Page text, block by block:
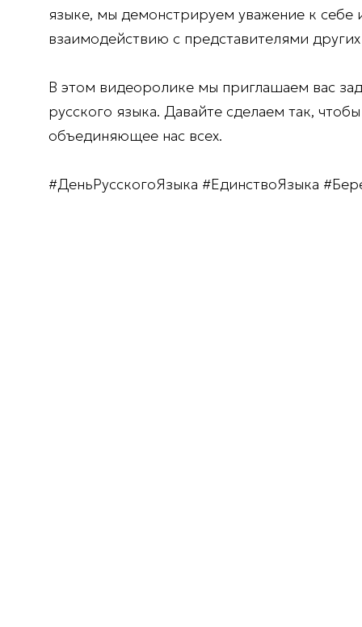
языке, мы демонстрируем уважение к
взаимодействию с представителями
В этом видеоролике мы приглашаем вас
русского языка. Давайте сделаем так,
объединяющее нас всех.
#ДеньРусскогоЯзыка #ЕдинствоЯзыка